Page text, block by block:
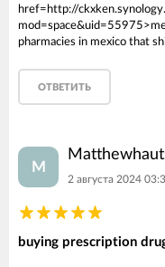
href=http://
pharmacies in mexico that
ОТВЕТИТЬ
M
2 августа 2024
buying prescription